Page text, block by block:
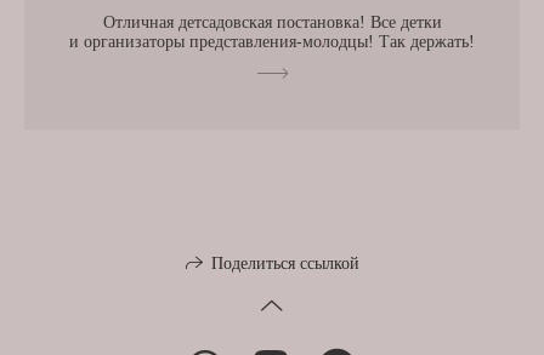
Отличная детсадовская постановка! Все детки
и организаторы представления-молодцы! Так держать!
Поделиться ссылкой